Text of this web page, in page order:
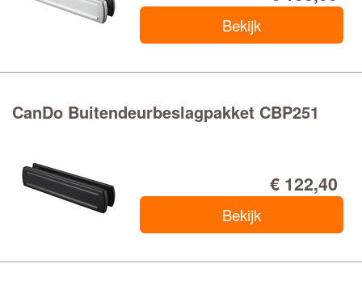
Bekijk
CanDo Buitendeurbeslagpakket CBP251
€ 122,40
Bekijk